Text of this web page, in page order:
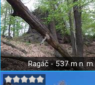
Ragáč - 537 m n. m.